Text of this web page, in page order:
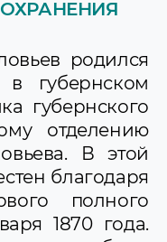
-
1980) –
в Беларуси
"отличием"
патолог,
бактериолог
хирург-
и
методов
родился
губернском
губернского
отделению
В этой
благодаря
полного
1870 года.